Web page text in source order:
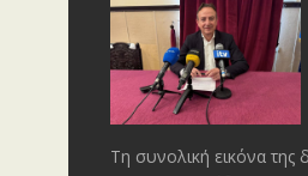
Τη συνολική εικόνα της